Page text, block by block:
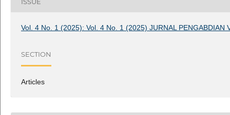
Vol. 4 No. 1 (2025): Vol. 4 No. 1 (2025) JURNAL PENGABDIAN
SECTION
Articles